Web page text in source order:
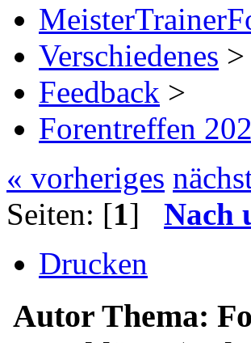
Verschiedenes >
Feedback >
Forentreffen
« vorheriges
Seiten: [1] Nach
Drucken
Autor Thema: